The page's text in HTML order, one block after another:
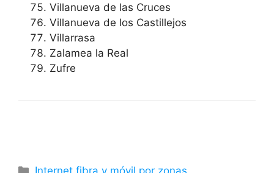
Villanueva de las Cruces
Villanueva de los Castillejos
Villarrasa
Zalamea la Real
Zufre
Categorías
Internet fibra y móvil por zonas